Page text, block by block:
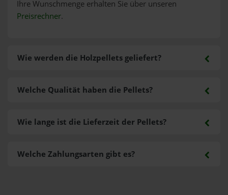
Ihre Wunschmenge erhalten Sie über unseren
Preisrechner.
Wie werden die Holzpellets geliefert?
Welche Zahlungsarten gibt es?
Welche Qualität haben die Pellets?
Wie lange ist die Lieferzeit der Pellets?